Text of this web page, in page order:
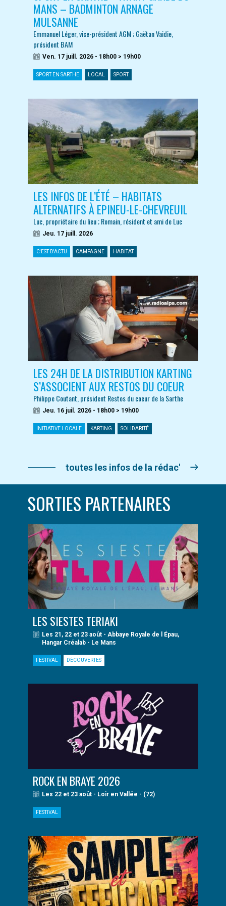
MANS – BADMINTON ARNAGE
MULSANNE
Emmanuel Léger, vice-président AGM ; Gaëtan Vaidie,
président BAM
Ven. 17 juill. 2026 - 18h00 > 19h00
SPORT EN SARTHE LOCAL SPORT
LES INFOS DE L’ÉTÉ – HABITATS
ALTERNATIFS À EPINEU-LE-CHEVREUIL
Luc, propriétaire du lieu ; Romain, résident et ami de Luc
Jeu. 17 juill. 2026
C'EST D'ACTU CAMPAGNE HABITAT
LES 24H DE LA DISTRIBUTION KARTING
S’ASSOCIENT AUX RESTOS DU COEUR
Philippe Coutant, président Restos du coeur de la Sarthe
Jeu. 16 juil. 2026 - 18h00 > 19h00
INITIATIVE LOCALE KARTING SOLIDARITÉ
toutes les infos de la rédac'
SORTIES PARTENAIRES
LES SIESTES TERIAKI
Les 21, 22 et 23 août - Abbaye Royale de l Épau,
Hangar Créalab - Le Mans
FESTIVAL DÉCOUVERTES
ROCK EN BRAYE 2026
Les 22 et 23 août - Loir en Vallée - (72)
FESTIVAL